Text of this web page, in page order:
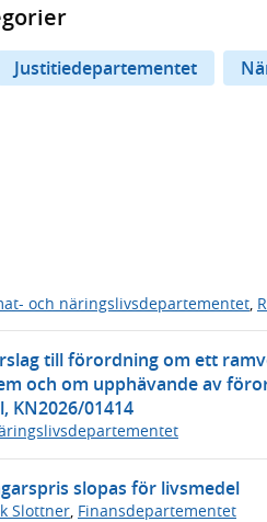
Justitiedepartementet
och näringslivsdepartementet
till förordning om ett
och om upphävande av
KN2026/01414
slopas för livsmedel
Slottner, Finansdepartementet